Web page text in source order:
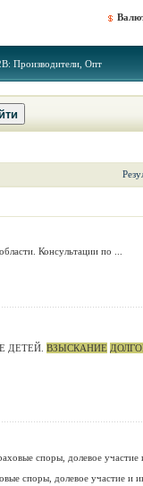
Производители, Опт
Консультации по ...
ДЕТЕЙ. ВЗЫСКАНИЕ
споры, долевое участие
споры, долевое участие и